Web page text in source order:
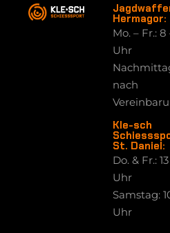
Hermagor:
Mo. – Fr.: 8
Uhr
nach
Kle-sch
St. Daniel:
Do. & Fr.:
Uhr
Samstag:
Uhr